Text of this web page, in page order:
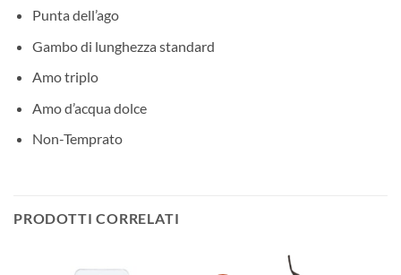
Punta dell’ago
Gambo di lunghezza standard
Amo triplo
Amo d’acqua dolce
Non-Temprato
PRODOTTI CORRELATI